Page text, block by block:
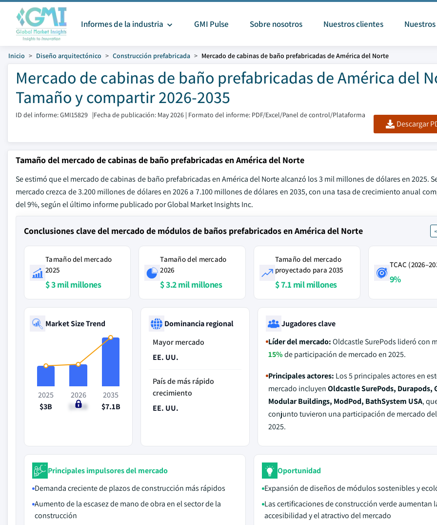
Informes de la industria GMI Pulse Sobre nosotros Nuestros clientes
Inicio Diseño arquitectónico Construcción prefabricada Mercado de cabinas de baño prefabricadas de América del Norte
Mercado de cabinas de baño prefabricadas de América del
Tamaño y compartir 2026-2035
ID del informe: GMI15829 |Fecha de publicación: May 2026 | Formato del informe: PDF/Excel/Panel de control/Plataforma
Descargar
Tamaño del mercado de cabinas de baño prefabricadas en América del Norte
Se estimó que el mercado de cabinas de baño prefabricadas en América del Norte alcanzó los 3 mil millones de dólares en 2025.
mercado crezca de 3.200 millones de dólares en 2026 a 7.100 millones de dólares en 2035, con una tasa de crecimiento anual
del 9%, según el último informe publicado por Global Market Insights Inc.
Conclusiones clave del mercado de módulos de baños prefabricados en América del Norte
Tamaño del mercado
2025
$ 3 mil millones
Tamaño del mercado
2026
$ 3.2 mil millones
Tamaño del mercado
proyectado para 2035
$ 7.1 mil millones
TCAC
9%
Market Size Trend
2025
$3B
2026
$3.2B
2035
$7.1B
Dominancia regional
Mayor mercado
EE. UU.
País de más rápido
crecimiento
EE. UU.
Jugadores clave
Líder del mercado:Oldcastle SurePods lideró con
15%de participación de mercado en 2025.
Principales actores: Los 5 principales actores en
mercado incluyenOldcastle SurePods, Durapods,
Modular Buildings, ModPod, BathSystem USA,
conjunto tuvieron una participación de mercado del
2025.
Principales impulsores del mercado
Demanda creciente de plazos de construcción más rápidos
Aumento de la escasez de mano de obra en el sector de la
construcción
Oportunidad
Expansión de diseños de módulos sostenibles y
Las certificaciones de construcción verde aumentan
accesibilidad y el atractivo del mercado